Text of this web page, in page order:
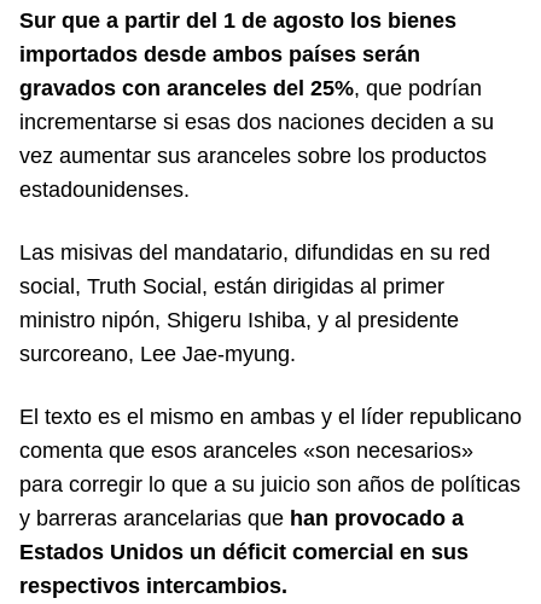
Sur que a partir del 1 de agosto los bienes
importados desde ambos países serán
gravados con aranceles del 25%, que podrían
incrementarse si esas dos naciones deciden a su
vez aumentar sus aranceles sobre los productos
estadounidenses.
Las misivas del mandatario, difundidas en su red
social, Truth Social, están dirigidas al primer
ministro nipón, Shigeru Ishiba, y al presidente
surcoreano, Lee Jae-myung.
El texto es el mismo en ambas y el líder republicano
comenta que esos aranceles «son necesarios»
para corregir lo que a su juicio son años de políticas
y barreras arancelarias que han provocado a
Estados Unidos un déficit comercial en sus
respectivos intercambios.